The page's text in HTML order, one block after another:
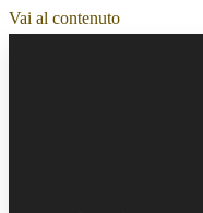
Vai al contenuto